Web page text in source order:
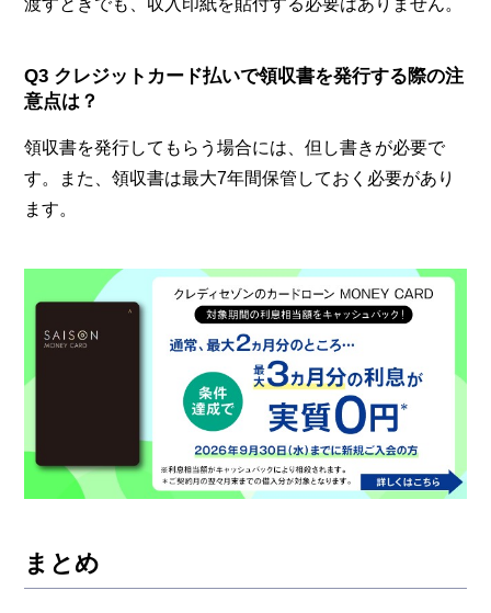
渡すときでも、収入印紙を貼付する必要はありません。
Q3 クレジットカード払いで領収書を発行する際の注
意点は？
領収書を発行してもらう場合には、但し書きが必要で
す。また、領収書は最大7年間保管しておく必要があり
ます。
まとめ